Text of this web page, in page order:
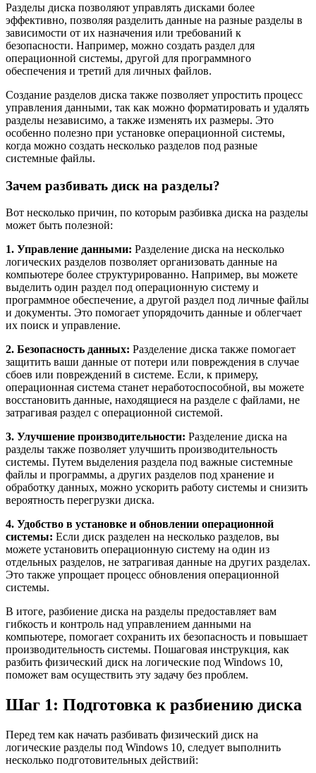
Разделы диска позволяют управлять дисками более
эффективно, позволяя разделить данные на разные разделы в
зависимости от их назначения или требований к
безопасности. Например, можно создать раздел для
операционной системы, другой для программного
обеспечения и третий для личных файлов.
Создание разделов диска также позволяет упростить процесс
управления данными, так как можно форматировать и удалять
разделы независимо, а также изменять их размеры. Это
особенно полезно при установке операционной системы,
когда можно создать несколько разделов под разные
системные файлы.
Зачем разбивать диск на разделы?
Вот несколько причин, по которым разбивка диска на разделы
может быть полезной:
1. Управление данными: Разделение диска на несколько
логических разделов позволяет организовать данные на
компьютере более структурированно. Например, вы можете
выделить один раздел под операционную систему и
программное обеспечение, а другой раздел под личные файлы
и документы. Это помогает упорядочить данные и облегчает
их поиск и управление.
2. Безопасность данных: Разделение диска также помогает
защитить ваши данные от потери или повреждения в случае
сбоев или повреждений в системе. Если, к примеру,
операционная система станет неработоспособной, вы можете
восстановить данные, находящиеся на разделе с файлами, не
затрагивая раздел с операционной системой.
3. Улучшение производительности: Разделение диска на
разделы также позволяет улучшить производительность
системы. Путем выделения раздела под важные системные
файлы и программы, а других разделов под хранение и
обработку данных, можно ускорить работу системы и снизить
вероятность перегрузки диска.
4. Удобство в установке и обновлении операционной
системы: Если диск разделен на несколько разделов, вы
можете установить операционную систему на один из
отдельных разделов, не затрагивая данные на других разделах.
Это также упрощает процесс обновления операционной
системы.
В итоге, разбиение диска на разделы предоставляет вам
гибкость и контроль над управлением данными на
компьютере, помогает сохранить их безопасность и повышает
производительность системы. Пошаговая инструкция, как
разбить физический диск на логические под Windows 10,
поможет вам осуществить эту задачу без проблем.
Шаг 1: Подготовка к разбиению диска
Перед тем как начать разбивать физический диск на
логические разделы под Windows 10, следует выполнить
несколько подготовительных действий: